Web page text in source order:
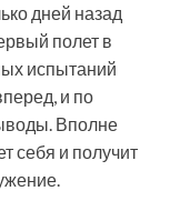
дней назад
полет в
испытаний
и по
Вполне
себя и получит